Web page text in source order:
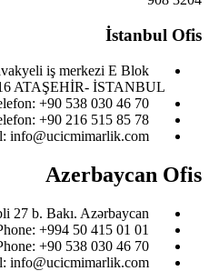
İstanbul Ofis
iş merkezi E Blok
ATAŞEHİR- İSTANBUL
‎+90 538 030 46 70
‎+90 216 515 85 78
info@ucicmimarlik.com
Azerbaycan Ofis
27 b. Bakı. Azərbaycan
‎‎+994 50 415 01 01
+90 538 030 46 70
info@ucicmimarlik.com